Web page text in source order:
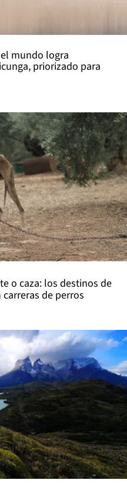
mundo logra
priorizado para
o caza: los destinos de
de perros